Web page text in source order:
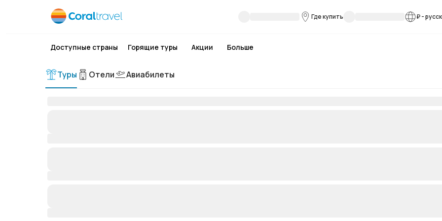
Где купить ₽-
Доступные страны Горящие туры Акции Больше
Туры Отели Авиабилеты